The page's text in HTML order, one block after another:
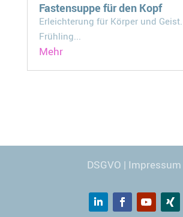
Fastensuppe für den Kopf
Erleichterung für Körper und
Frühling...
Mehr
DSGVO | Impressum